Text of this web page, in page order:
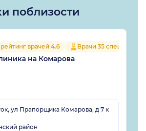
поблизости
врачей 4.6 Врачи 35
на Комарова
ул Прапорщика Комарова, д 7 к
район